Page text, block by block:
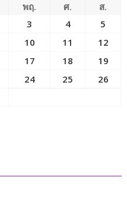
พฤ. ศ.
ส.
3 4
5
10 11
12
17 18
19
24 25
26